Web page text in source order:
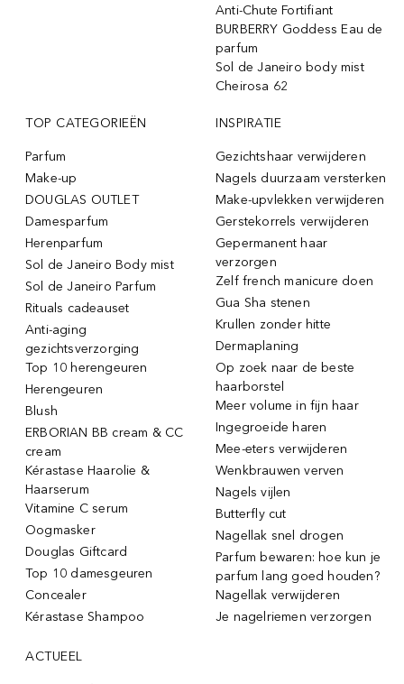
Anti-Chute Fortifiant
BURBERRY Goddess Eau de
parfum
Sol de Janeiro body mist
Cheirosa 62
TOP CATEGORIEËN
Parfum
Make-up
DOUGLAS OUTLET
Damesparfum
Herenparfum
Sol de Janeiro Body mist
Sol de Janeiro Parfum
Rituals cadeauset
Anti-aging
gezichtsverzorging
Top 10 herengeuren
Herengeuren
Blush
ERBORIAN BB cream & CC
cream
Kérastase Haarolie &
Haarserum
Vitamine C serum
Oogmasker
Douglas Giftcard
Top 10 damesgeuren
Concealer
Kérastase Shampoo
INSPIRATIE
Gezichtshaar verwijderen
Nagels duurzaam versterken
Make-upvlekken verwijderen
Gerstekorrels verwijderen
Gepermanent haar
verzorgen
Zelf french manicure doen
Gua Sha stenen
Krullen zonder hitte
Dermaplaning
Op zoek naar de beste
haarborstel
Meer volume in fijn haar
Ingegroeide haren
Mee-eters verwijderen
Wenkbrauwen verven
Nagels vijlen
Butterfly cut
Nagellak snel drogen
Parfum bewaren: hoe kun je
parfum lang goed houden?
Nagellak verwijderen
Je nagelriemen verzorgen
ACTUEEL